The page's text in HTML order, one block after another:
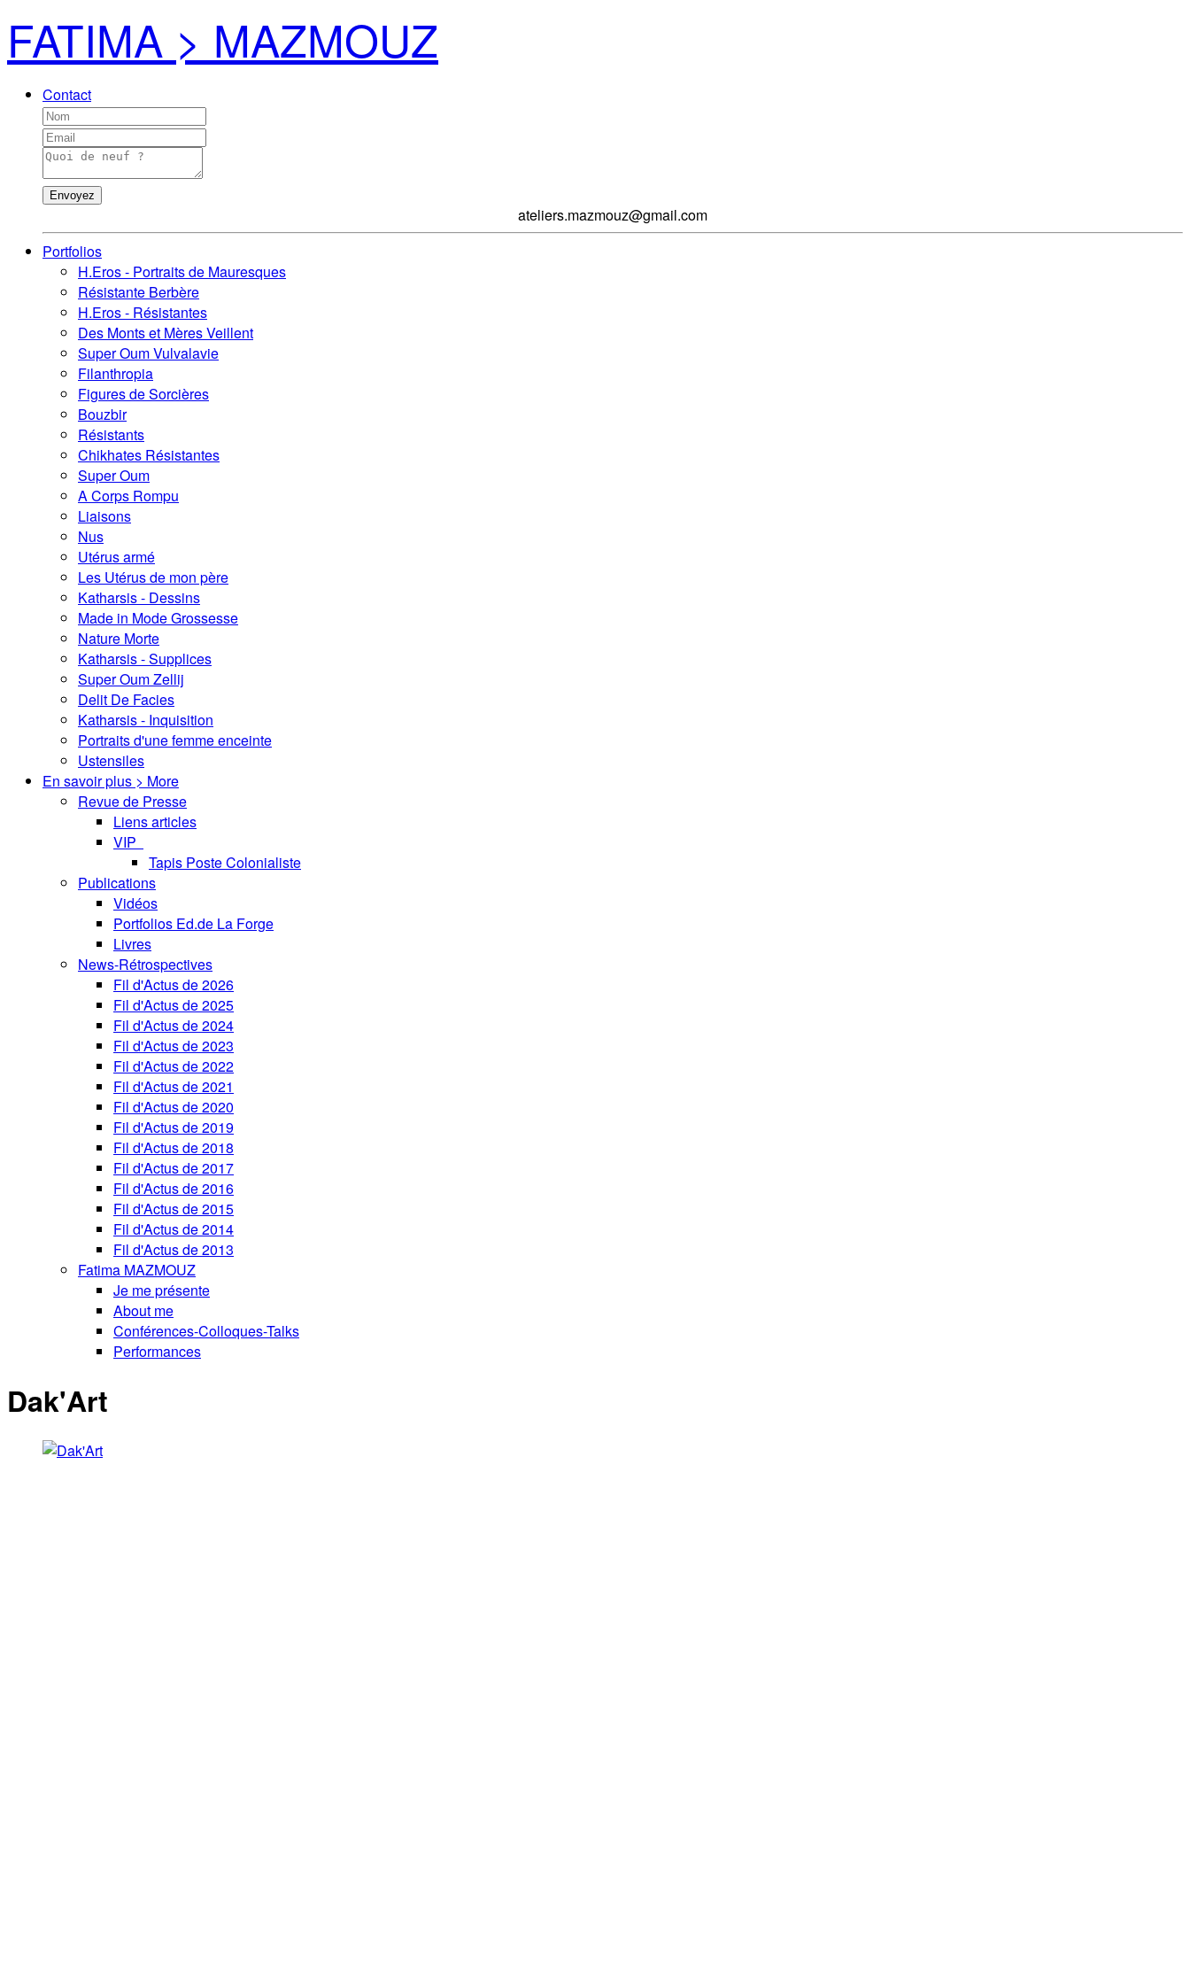
FATIMA > MAZMOUZ
Contact
Envoyez
ateliers.mazmouz@gmail.com
Portfolios
H.Eros - Portraits de Mauresques
Résistante Berbère
H.Eros - Résistantes
Des Monts et Mères Veillent
Super Oum Vulvalavie
Filanthropia
Figures de Sorcières
Bouzbir
Résistants
Chikhates Résistantes
Super Oum
A Corps Rompu
Liaisons
Nus
Utérus armé
Les Utérus de mon père
Katharsis - Dessins
Made in Mode Grossesse
Nature Morte
Katharsis - Supplices
Super Oum Zellij
Delit De Facies
Katharsis - Inquisition
Portraits d'une femme enceinte
Ustensiles
En savoir plus > More
Revue de Presse
Liens articles
VIP
Tapis Poste Colonialiste
Publications
Vidéos
Portfolios Ed.de La Forge
Livres
News-Rétrospectives
Fil d'Actus de 2026
Fil d'Actus de 2025
Fil d'Actus de 2024
Fil d'Actus de 2023
Fil d'Actus de 2022
Fil d'Actus de 2021
Fil d'Actus de 2020
Fil d'Actus de 2019
Fil d'Actus de 2018
Fil d'Actus de 2017
Fil d'Actus de 2016
Fil d'Actus de 2015
Fil d'Actus de 2014
Fil d'Actus de 2013
Fatima MAZMOUZ
Je me présente
About me
Conférences-Colloques-Talks
Performances
Dak'Art